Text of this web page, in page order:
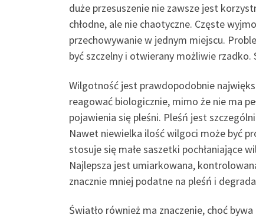
duże przesuszenie nie zawsze jest
chłodne, ale nie chaotyczne. Częste
przechowywanie w jednym miejscu.
być szczelny i otwierany możliwie
Wilgotność jest prawdopodobnie
reagować biologicznie, mimo że nie ma
pojawienia się pleśni. Pleśń jest
Nawet niewielka ilość wilgoci może być
stosuje się małe saszetki pochłaniające
Najlepsza jest umiarkowana,
znacznie mniej podatne na pleśń i
Światło również ma znaczenie, choć